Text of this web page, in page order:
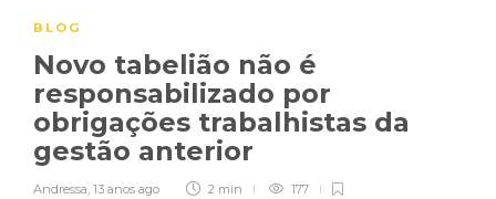
BLOG
Novo tabelião não é
responsabilizado por
obrigações trabalhistas da
gestão anterior
Andressa, 13 anos ago 2 min 177